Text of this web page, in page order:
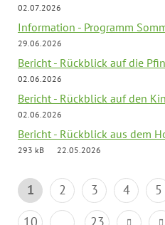
02.07.2026
Information - Programm
29.06.2026
Bericht - Rückblick auf die
02.06.2026
Bericht - Rückblick auf den
02.06.2026
Bericht - Rückblick aus dem
293 kB
22.05.2026
1 2 3 4 5